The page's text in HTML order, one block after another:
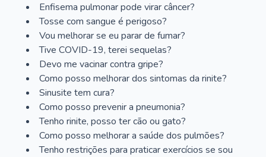
Enfisema pulmonar pode virar câncer?
Tosse com sangue é perigoso?
Vou melhorar se eu parar de fumar?
Tive COVID-19, terei sequelas?
Devo me vacinar contra gripe?
Como posso melhorar dos sintomas da rinite?
Sinusite tem cura?
Como posso prevenir a pneumonia?
Tenho rinite, posso ter cão ou gato?
Como posso melhorar a saúde dos pulmões?
Tenho restrições para praticar exercícios se sou